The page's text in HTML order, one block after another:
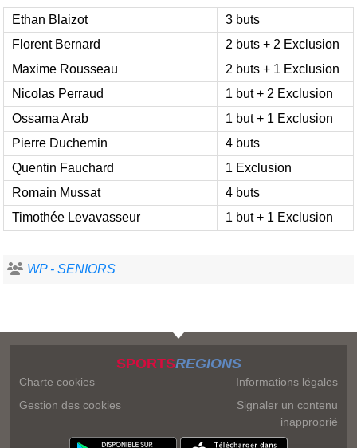
Ethan Blaizot
3 buts
Florent Bernard
2 buts + 2 Exclusion
Maxime Rousseau
2 buts + 1 Exclusion
Nicolas Perraud
1 but + 2 Exclusion
Ossama Arab
1 but + 1 Exclusion
Pierre Duchemin
4 buts
Quentin Fauchard
1 Exclusion
Romain Mussat
4 buts
Timothée Levavasseur
1 but + 1 Exclusion
WP - SENIORS
SPORTSREGIONS
Charte cookies
Gestion des cookies
Informations légales
Signaler un contenu
inapproprié